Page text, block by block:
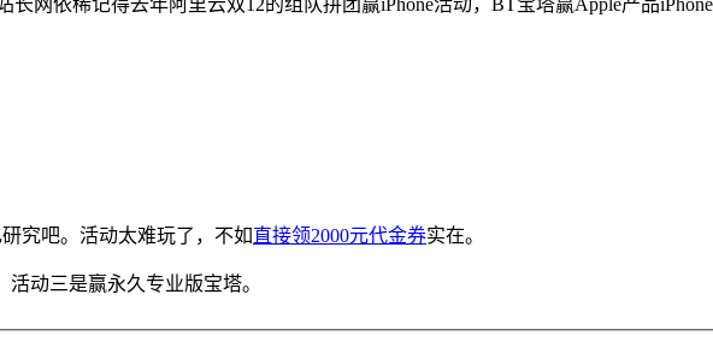
究吧。活动太难玩了，不如直接领2000元代金券实在。
动三是赢永久专业版宝塔。